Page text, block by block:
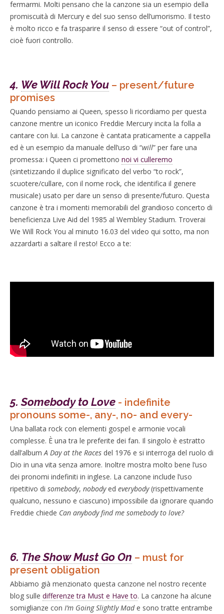
fermarmi. Molti pensano che la canzone sia un esempio della
promiscuità di Mercury e del suo senso dell’umorismo. Il testo
è molto ricco e fa trasparire il senso di essere “out of control”,
cioè fuori controllo.
4. We Will Rock You – present/future
promises
Quando pensiamo ai Queen, spesso li ricordiamo per questa
canzone mentre un iconico Freddie Mercury incita la folla a
cantare con lui. La canzone è cantata praticamente a cappella
ed è un esempio da manuale dell’uso di “will” per fare una
promessa: i Queen ci promettono noi vi culleremo
(sintetizzando il duplice significato del verbo “to rock”,
scuotere/cullare, con il nome rock, che identifica il genere
musicale) usato per dare un senso di presente/futuro. Questa
canzone è tra i momenti memorabili del grandioso concerto di
beneficienza Live Aid del 1985 al Wembley Stadium. Troverai
We Will Rock You al minuto 16.03 del video qui sotto, ma non
azzardarti a saltare il resto! Ecco a te:
5.Somebody to Love - indefinite
pronouns some-, any-, no- and every-
Una ballata rock con elementi gospel e armonie vocali
complesse. È una tra le preferite dei fan. Il singolo è estratto
dall’album A Day at the Races del 1976 e si interroga del ruolo di
Dio in una vita senza amore. Inoltre mostra molto bene l’uso
dei pronomi indefiniti in inglese. La canzone include l’uso
ripetitivo di somebody, nobodyed everybody(rispettivamente
qualcuno, nessuno e ciascuno) impossibile da ignorare quando
Freddie chiede Can anybody find me somebody to love?
6. The Show Must Go On – must for
present obligation
Abbiamo già menzionato questa canzone nel nostro recente
blog sulle differenze tra Must e Have to. La canzone ha alcune
somiglianze con I’m Going Slightly Made sono tratte entrambe